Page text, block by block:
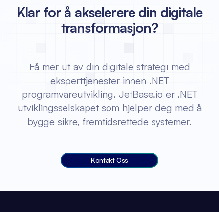
Klar for å akselerere din digitale
transformasjon?
Få mer ut av din digitale strategi med
eksperttjenester innen .NET
programvareutvikling. JetBase.io er .NET
utviklingsselskapet som hjelper deg med å
bygge sikre, fremtidsrettede systemer.
Kontakt Oss